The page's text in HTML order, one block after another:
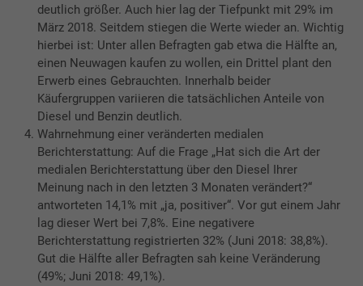
deutlich größer. Auch hier lag der Tiefpunkt mit 29% im
März 2018. Seitdem stiegen die Werte wieder an. Wichtig
hierbei ist: Unter allen Befragten gab etwa die Hälfte an,
einen Neuwagen kaufen zu wollen, ein Drittel plant den
Erwerb eines Gebrauchten. Innerhalb beider
Käufergruppen variieren die tatsächlichen Anteile von
Diesel und Benzin deutlich.
Wahrnehmung einer veränderten medialen
Berichterstattung: Auf die Frage „Hat sich die Art der
medialen Berichterstattung über den Diesel Ihrer
Meinung nach in den letzten 3 Monaten verändert?“
antworteten 14,1% mit „ja, positiver“. Vor gut einem Jahr
lag dieser Wert bei 7,8%. Eine negativere
Berichterstattung registrierten 32% (Juni 2018: 38,8%).
Gut die Hälfte aller Befragten sah keine Veränderung
(49%; Juni 2018: 49,1%).